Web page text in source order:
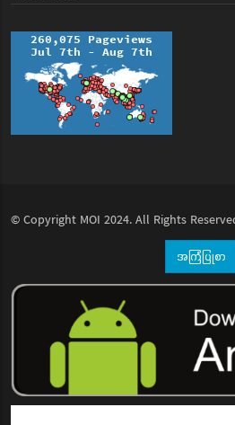
© Copyright MOI 2024. All Rights
အကြံပြုစာ